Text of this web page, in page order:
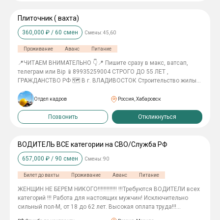
Плиточник ( вахта)
360,000 ₽ / 60 смен Смены:45,60
Проживание Аванс Питание
📍ЧИТАЕМ ВНИМАТЕЛЬНО 👇📍 Пишите сразу в макс, ватсап,
телеграм или Bip 📱89935259004 СТРОГО ДО 55 ЛЕТ ,
ГРАЖДАНСТВО РФ 🗺 В г. ВЛАДИВОСТОК Строительство жилых
домов ________________ В А Х Т А 45/15, 60/30 ________________
👷‍♂️ПЛИТОЧНИК 180тр в месяц 👷‍♂️ЭЛЕКТРОМОНТАЖНИК(
слаботочка) 150тр в месяц 👷‍♂️ГИПСОКАРТОНЩИК 140тр в месяц
👷‍♂️ПОДСОБНЫЙ РАБОЧИЙ 110тр в месяц 👷‍♂️МОНТАЖНИК МК И
ЖБК 140тр в месяц 👷‍♂️СВАРЩИК МК И ТРУБЫ 180тр в месяц
_________________ Проживание в хостеле 2х разовое питание Спец
одежду выдаем Билет купим Трудоустройство официальное
__________________ ПРОВЕРКА СЛУЖБЫ БЕЗОПАСНОСТИ!
Отдел кадров Россия, Хабаровск
Позвонить Откликнуться
ВОДИТЕЛЬ ВСЕ категории на СВО/Служба РФ
657,000 ₽ / 90 смен Смены:90
Билет до вахты Проживание Аванс Питание
ЖЕНЩИН НЕ БЕРЕМ НИКОГО!!!!!!!!!!!!! !!!Требуются ВОДИТЕЛИ всех
категорий !!! Работа для настоящих мужчин! Исключительно
сильный пол-М, от 18 до 62 лет. Высокая оплата труда!!!